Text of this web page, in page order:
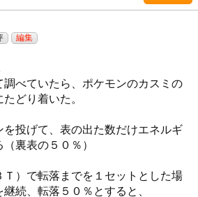
べていたら、ポケモンのカスミの
どり着いた。
を投げて、表の出た数だけエネルギ
裏表の５０％）
Ｔ）で転落までを１セットとした場
続、転落５０％とすると、